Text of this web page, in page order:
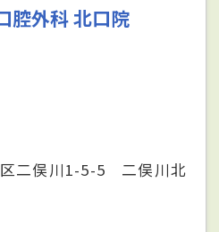
腔外科 北口院
二俣川1-5-5 二俣川北